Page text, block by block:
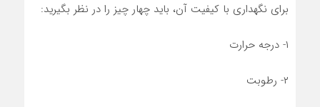
برای نگهداری با کیفیت آن، باید چهار چیز را در نظر بگیرید:
۱- درجه حرارت
۲- رطوبت